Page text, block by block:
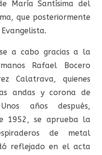
María Santísima del
que posteriormente
a cabo gracias a la
Rafael Bocero
Calatrava, quienes
andas y corona de
años después,
1952, se aprueba la
de metal
reflejado en el acta